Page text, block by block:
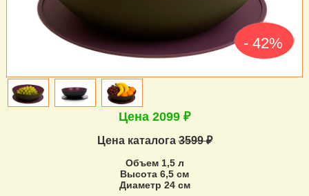
- 42%
Цена 2099 ₽
Цена каталога3599 ₽
Объем 1,5 л
Высота 6,5 см
Диаметр 24 см